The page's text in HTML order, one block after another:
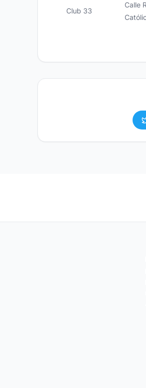
Club 33
Calle